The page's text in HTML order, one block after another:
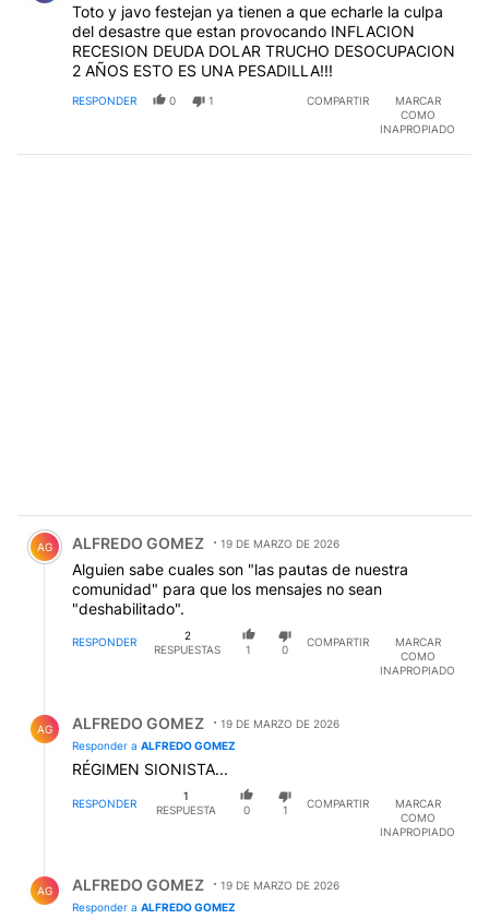
Toto y javo festejan ya tienen a que echarle la culpa
del desastre que estan provocando INFLACION
RECESION DEUDA DOLAR TRUCHO DESOCUPACION
2 AÑOS ESTO ES UNA PESADILLA!!!
RESPONDER 0 1 COMPARTIR
MARCAR
COMO
INAPROPIADO
Comentario de ALFREDO GOMEZ.
AG ALFREDO GOMEZ 19 DE MARZO DE 2026
Alguien sabe cuales son "las pautas de nuestra
comunidad" para que los mensajes no sean
"deshabilitado".
RESPONDER
2
RESPUESTAS
1 0
COMPARTIR
MARCAR
COMO
INAPROPIADO
AG ALFREDO GOMEZ
19 DE MARZO DE 2026
Responder a ALFREDO GOMEZ
RÉGIMEN SIONISTA...
RESPONDER
1
RESPUESTA
0 1
COMPARTIR
MARCAR
COMO
INAPROPIADO
AG ALFREDO GOMEZ
19 DE MARZO DE 2026
Responder a ALFREDO GOMEZ